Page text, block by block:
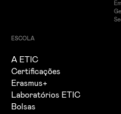
ESCOLA
A ETIC
Certificações
Erasmus+
Laboratórios ETIC
Bolsas